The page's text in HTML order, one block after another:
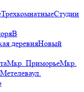
ТрехкомнатныеСтудии
В
деревняНовый
Мкр. ПриморьеМкр.
ул.